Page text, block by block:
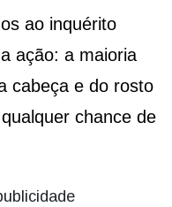
ao inquérito
ação: a maioria
cabeça e do rosto
chance de